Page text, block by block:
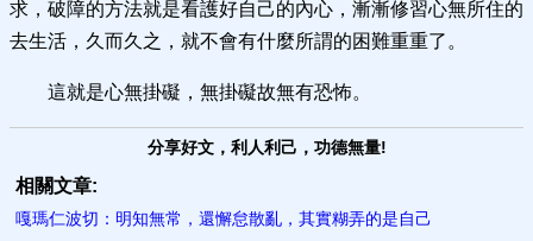
求，破障的方法就是看護好自己的內心，漸漸修習心無所住的
去生活，久而久之，就不會有什麼所謂的困難重重了。
這就是心無掛礙，無掛礙故無有恐怖。
分享好文，利人利己，功德無量!
相關文章:
嘎瑪仁波切：明知無常，還懈怠散亂，其實糊弄的是自己